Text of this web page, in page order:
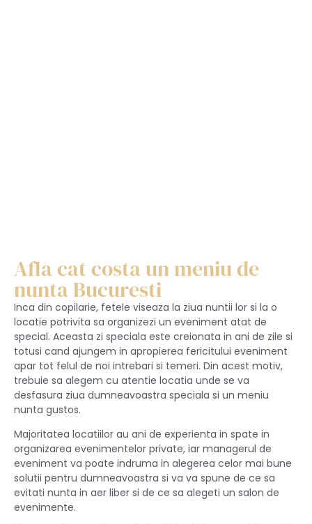
Afla cat costa un meniu de
nunta Bucuresti
Inca din copilarie, fetele viseaza la ziua nuntii lor si la o
locatie potrivita sa organizezi un eveniment atat de
special. Aceasta zi speciala este creionata in ani de zile si
totusi cand ajungem in apropierea fericitului eveniment
apar tot felul de noi intrebari si temeri. Din acest motiv,
trebuie sa alegem cu atentie locatia unde se va
desfasura ziua dumneavoastra speciala si un meniu
nunta gustos.
Majoritatea locatiilor au ani de experienta in spate in
organizarea evenimentelor private, iar managerul de
eveniment va poate indruma in alegerea celor mai bune
solutii pentru dumneavoastra si va va spune de ce sa
evitati nunta in aer liber si de ce sa alegeti un salon de
evenimente.